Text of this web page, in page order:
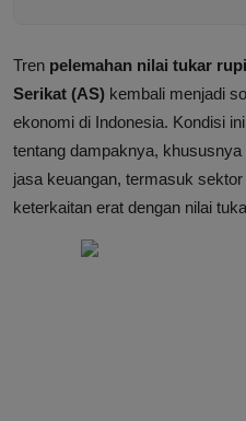
Tren pelemahan nilai tukar
Serikat (AS) kembali menjadi
ekonomi di Indonesia. Kondisi
tentang dampaknya,
jasa keuangan, termasuk
keterkaitan erat dengan nilai